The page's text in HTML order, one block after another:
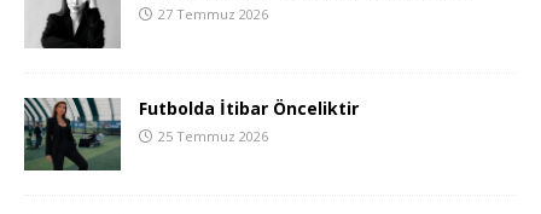
27 Temmuz 2026
Futbolda İtibar Önceliktir
25 Temmuz 2026